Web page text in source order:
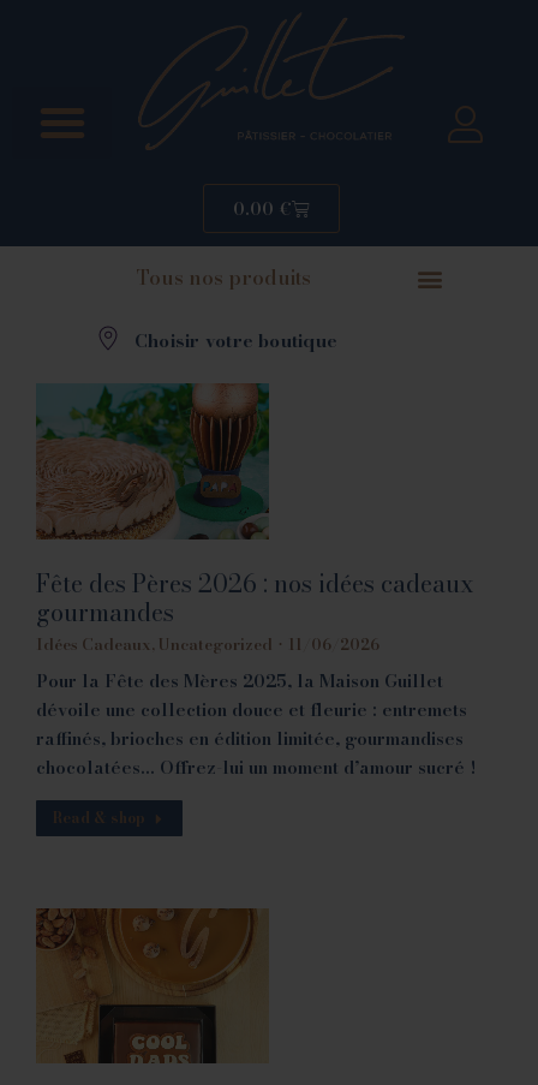
0.00 €
Tous nos produits
Choisir votre boutique
Fête des Pères 2026 : nos idées cadeaux
gourmandes
Idées Cadeaux, Uncategorized 11/06/2026
Pour la Fête des Mères 2025, la Maison Guillet
dévoile une collection douce et fleurie : entremets
raffinés, brioches en édition limitée, gourmandises
chocolatées… Offrez-lui un moment d’amour sucré !
Read & shop